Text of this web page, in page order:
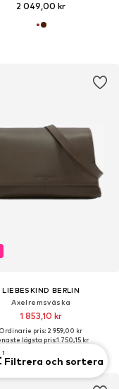
2 049,00 kr
LIEBESKIND BERLIN
Axelremsväska
1 853,10 kr
Ordinarie pris: 2 959,00 kr
lägsta pris:1 750,15 kr
1
Filtrera och sortera